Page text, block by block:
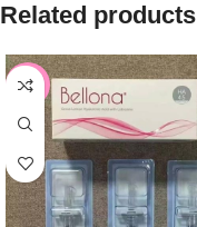
Related products
-15%